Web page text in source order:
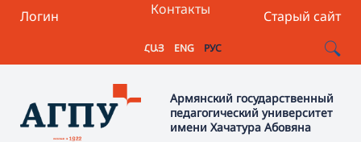
Логин Старый сайт
Контакты
ՀԱՅ ENG РУС
Армянский государственный
педагогический университет
имени Хачатура Абовяна